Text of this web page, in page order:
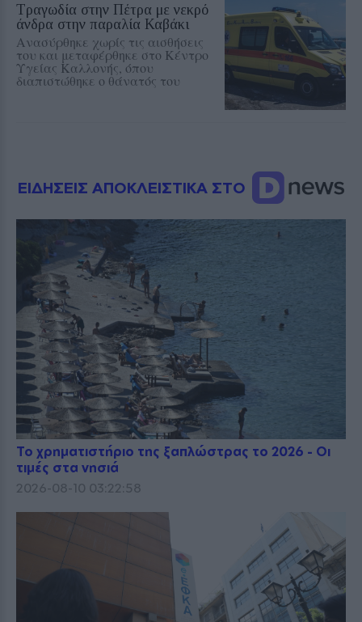
Τραγωδία στην Πέτρα με νεκρό
άνδρα στην παραλία Καβάκι
Ανασύρθηκε χωρίς τις αισθήσεις
του και μεταφέρθηκε στο Κέντρο
Υγείας Καλλονής, όπου
διαπιστώθηκε ο θάνατός του
ΕΙΔΗΣΕΙΣ ΑΠΟΚΛΕΙΣΤΙΚΑ ΣΤΟ
Το χρηματιστήριο της ξαπλώστρας το 2026 - Οι
τιμές στα νησιά
2026-08-10 03:22:58